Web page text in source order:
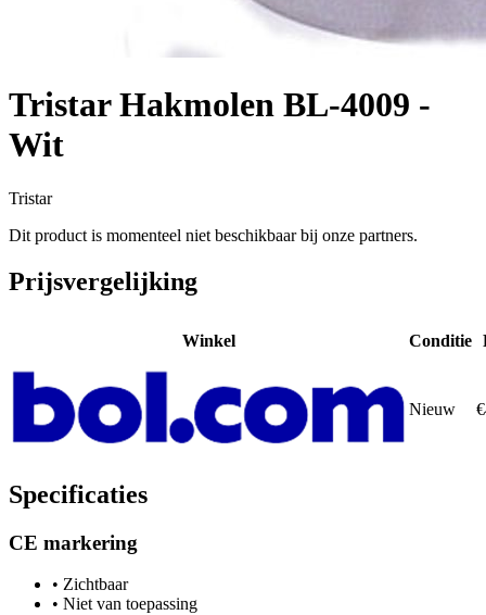
Tristar Hakmolen BL-4009 -
Wit
Tristar
Dit product is momenteel niet beschikbaar bij onze partners.
Prijsvergelijking
Winkel Conditie
Nieuw
Specificaties
CE markering
• Zichtbaar
• Niet van toepassing